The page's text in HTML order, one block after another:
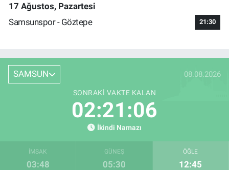
17 Ağustos, Pazartesi
Samsunspor - Göztepe
21:30
SAMSUN 08.08.2026
SONRAKI VAKTE KALAN
02:21:05
İkindi Namazı
İMSAK
03:48
GÜNEŞ
05:30
ÖĞLE
12:45